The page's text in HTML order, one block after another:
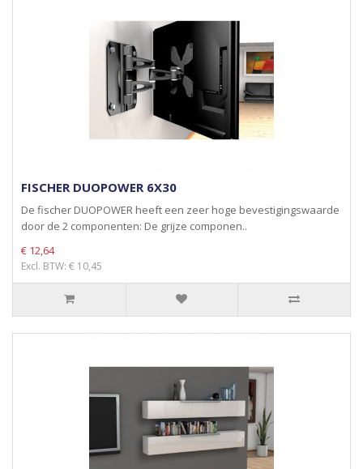
FISCHER DUOPOWER 6X30
De fischer DUOPOWER heeft een zeer hoge bevestigingswaarde
door de 2 componenten: De grijze componen..
€ 12,64
Excl. BTW: € 10,45